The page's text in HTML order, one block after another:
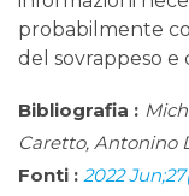
probabilmente
del sovrappeso e
Bibliografia :
Caretto, Antonino
Fonti : 2022